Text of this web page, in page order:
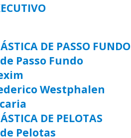
DE PASSO FUNDO
Passo Fundo
Westphalen
DE PELOTAS
Pelotas